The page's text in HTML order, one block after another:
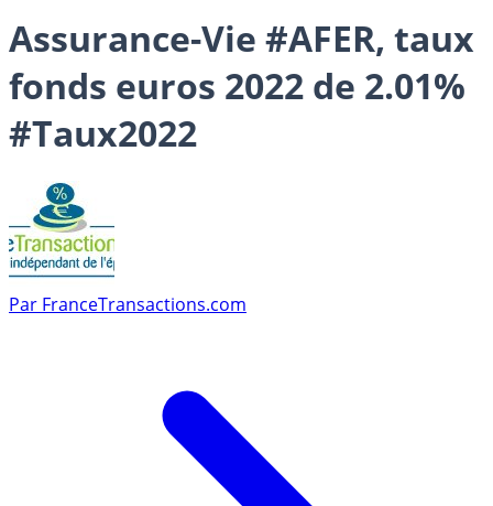
Assurance-Vie #AFER, taux
fonds euros 2022 de 2.01%
#Taux2022
Par FranceTransactions.com